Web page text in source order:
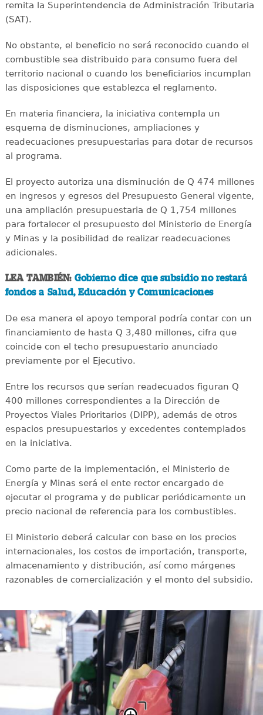
remita la Superintendencia de Administración Tributaria
(SAT).
No obstante, el beneficio no será reconocido cuando el
combustible sea distribuido para consumo fuera del
territorio nacional o cuando los beneficiarios incumplan
las disposiciones que establezca el reglamento.
En materia financiera, la iniciativa contempla un
esquema de disminuciones, ampliaciones y
readecuaciones presupuestarias para dotar de recursos
al programa.
El proyecto autoriza una disminución de Q 474 millones
en ingresos y egresos del Presupuesto General vigente,
una ampliación presupuestaria de Q 1,754 millones
para fortalecer el presupuesto del Ministerio de Energía
y Minas y la posibilidad de realizar readecuaciones
adicionales.
LEA TAMBIÉN: Gobierno dice que subsidio no restará
fondos a Salud, Educación y Comunicaciones
De esa manera el apoyo temporal podría contar con un
financiamiento de hasta Q 3,480 millones, cifra que
coincide con el techo presupuestario anunciado
previamente por el Ejecutivo.
Entre los recursos que serían readecuados figuran Q
400 millones correspondientes a la Dirección de
Proyectos Viales Prioritarios (DIPP), además de otros
espacios presupuestarios y excedentes contemplados
en la iniciativa.
Como parte de la implementación, el Ministerio de
Energía y Minas será el ente rector encargado de
ejecutar el programa y de publicar periódicamente un
precio nacional de referencia para los combustibles.
El Ministerio deberá calcular con base en los precios
internacionales, los costos de importación, transporte,
almacenamiento y distribución, así como márgenes
razonables de comercialización y el monto del subsidio.